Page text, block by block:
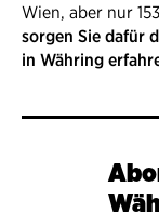
Wien, aber nur
sorgen Sie dafür
in Währing